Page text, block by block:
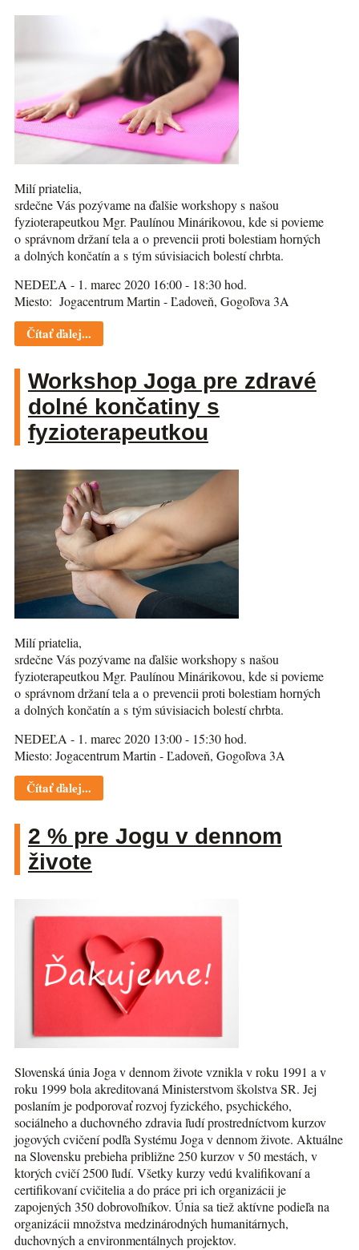
Milí priatelia,
srdečne Vás pozývame na ďalšie workshopy s našou
fyzioterapeutkou Mgr. Paulínou Minárikovou, kde si povieme
o správnom držaní tela a o prevencii proti bolestiam horných
a dolných končatín a s tým súvisiacich bolestí chrbta.
NEDEĽA - 1. marec 2020 16:00 - 18:30 hod.
Miesto: Jogacentrum Martin - Ľadoveň, Gogoľova 3A
Čítať ďalej...
Workshop Joga pre zdravé
dolné končatiny s
fyzioterapeutkou
Milí priatelia,
srdečne Vás pozývame na ďalšie workshopy s našou
fyzioterapeutkou Mgr. Paulínou Minárikovou, kde si povieme
o správnom držaní tela a o prevencii proti bolestiam horných
a dolných končatín a s tým súvisiacich bolestí chrbta.
NEDEĽA - 1. marec 2020 13:00 - 15:30 hod.
Miesto: Jogacentrum Martin - Ľadoveň, Gogoľova 3A
Čítať ďalej...
2 % pre Jogu v dennom
živote
Slovenská únia Joga v dennom živote vznikla v roku 1991 a v
roku 1999 bola akreditovaná Ministerstvom školstva SR. Jej
poslaním je podporovať rozvoj fyzického, psychického,
sociálneho a duchovného zdravia ľudí prostredníctvom kurzov
jogových cvičení podľa Systému Joga v dennom živote. Aktuálne
na Slovensku prebieha približne 250 kurzov v 50 mestách, v
ktorých cvičí 2500 ľudí. Všetky kurzy vedú kvalifikovaní a
certifikovaní cvičitelia a do práce pri ich organizácii je
zapojených 350 dobrovoľníkov. Únia sa tiež aktívne podieľa na
organizácii množstva medzinárodných humanitárnych,
duchovných a environmentálnych projektov.